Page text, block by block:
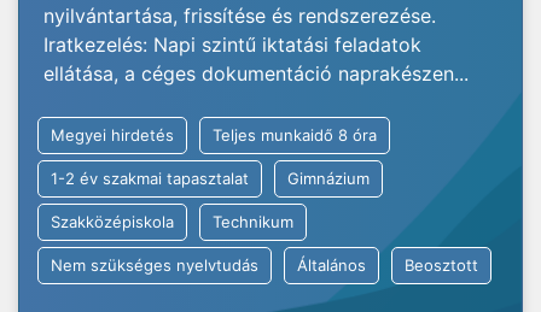
nyilvántartása, frissítése és rendszerezése.
Iratkezelés: Napi szintű iktatási feladatok
ellátása, a céges dokumentáció naprakészen...
Megyei hirdetés Teljes munkaidő 8 óra
1-2 év szakmai tapasztalat Gimnázium
Szakközépiskola Technikum
Nem szükséges nyelvtudás Általános Beosztott